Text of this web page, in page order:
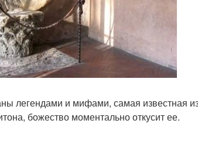
легендами и мифами, самая известная
божество моментально откусит ее.